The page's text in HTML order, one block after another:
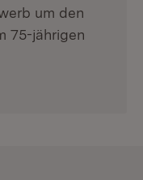
um den
75-jährigen